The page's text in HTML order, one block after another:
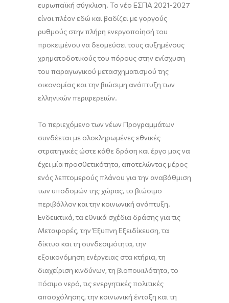
ευρωπαϊκή σύγκλιση. Το νέο ΕΣΠΑ 2021-2027
είναι πλέον εδώ και βαδίζει με γοργούς
ρυθμούς στην πλήρη ενεργοποίησή του
προκειμένου να δεσμεύσει τους αυξημένους
χρηματοδοτικούς του πόρους στην ενίσχυση
του παραγωγικού μετασχηματισμού της
οικονομίας και την βιώσιμη ανάπτυξη των
ελληνικών περιφερειών.
Το περιεχόμενο των νέων Προγραμμάτων
συνδέεται με ολοκληρωμένες εθνικές
στρατηγικές ώστε κάθε δράση και έργο μας να
έχει μία προσθετικότητα, αποτελώντας μέρος
ενός λεπτομερούς πλάνου για την αναβάθμιση
των υποδομών της χώρας, το βιώσιμο
περιβάλλον και την κοινωνική ανάπτυξη.
Ενδεικτικά, τα εθνικά σχέδια δράσης για τις
Μεταφορές, την Έξυπνη Εξειδίκευση, τα
δίκτυα και τη συνδεσιμότητα, την
εξοικονόμηση ενέργειας στα κτήρια, τη
διαχείριση κινδύνων, τη βιοποικιλότητα, το
πόσιμο νερό, τις ενεργητικές πολιτικές
απασχόλησης, την κοινωνική ένταξη και τη